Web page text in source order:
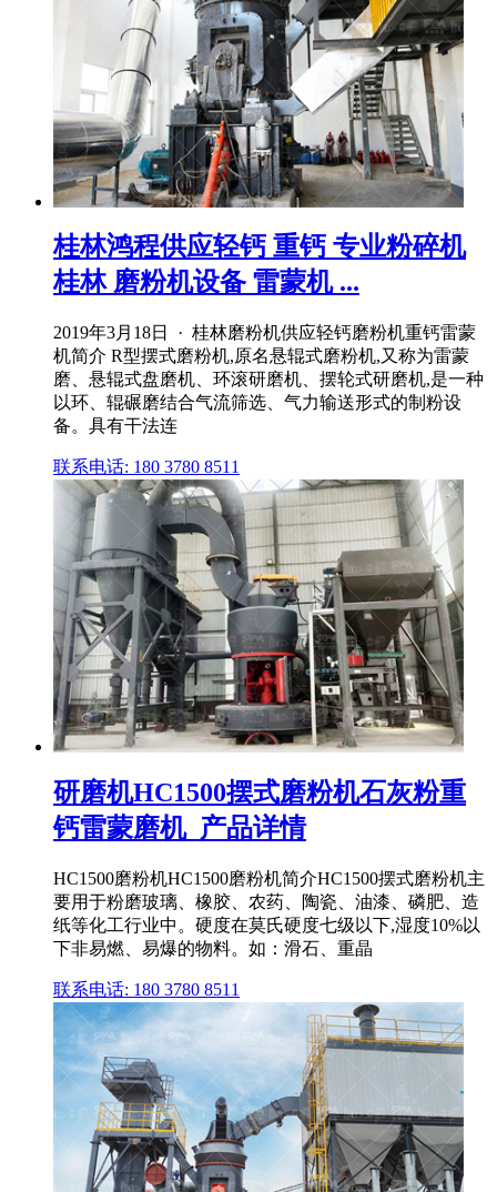
桂林鸿程供应轻钙 重钙 专业粉碎机
桂林 磨粉机设备 雷蒙机 ...
2019年3月18日 · 桂林磨粉机供应轻钙磨粉机重钙雷蒙
机简介 R型摆式磨粉机,原名悬辊式磨粉机,又称为雷蒙
磨、悬辊式盘磨机、环滚研磨机、摆轮式研磨机,是一种
以环、辊碾磨结合气流筛选、气力输送形式的制粉设
备。具有干法连
联系电话: 180 3780 8511
研磨机HC1500摆式磨粉机石灰粉重
钙雷蒙磨机_产品详情
HC1500磨粉机HC1500磨粉机简介HC1500摆式磨粉机主
要用于粉磨玻璃、橡胶、农药、陶瓷、油漆、磷肥、造
纸等化工行业中。硬度在莫氏硬度七级以下,湿度10%以
下非易燃、易爆的物料。如：滑石、重晶
联系电话: 180 3780 8511